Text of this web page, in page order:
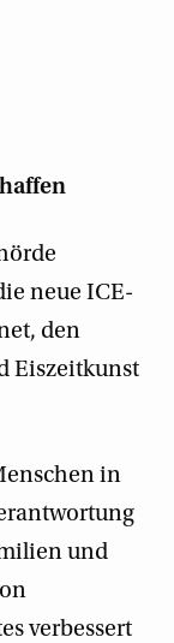
neue ICE-
den
Eiszeitkunst
in
und
verbessert